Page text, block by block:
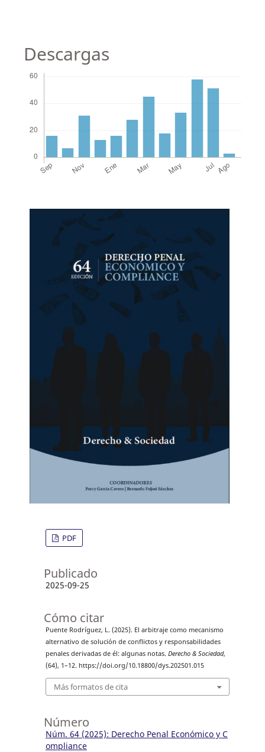
Descargas
PDF
Publicado
2025-09-25
Cómo citar
Puente Rodríguez, L. (2025). El arbitraje como mecanismo
alternativo de solución de conflictos y responsabilidades
penales derivadas de él: algunas notas. Derecho & Sociedad,
(64), 1–12. https://doi.org/10.18800/dys.202501.015
Más formatos de cita
Número
Núm. 64 (2025): Derecho Penal Económico y C
ompliance